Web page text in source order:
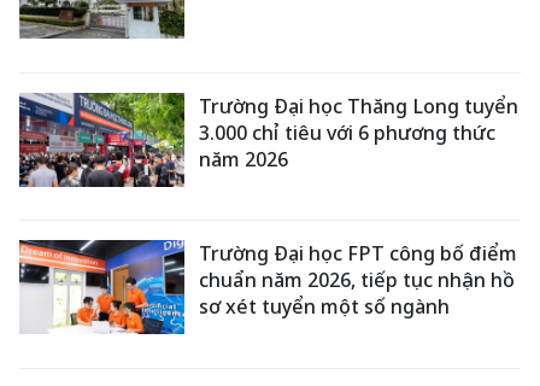
Trường Đại học Thăng Long tuyển
3.000 chỉ tiêu với 6 phương thức
năm 2026
Trường Đại học FPT công bố điểm
chuẩn năm 2026, tiếp tục nhận hồ
sơ xét tuyển một số ngành